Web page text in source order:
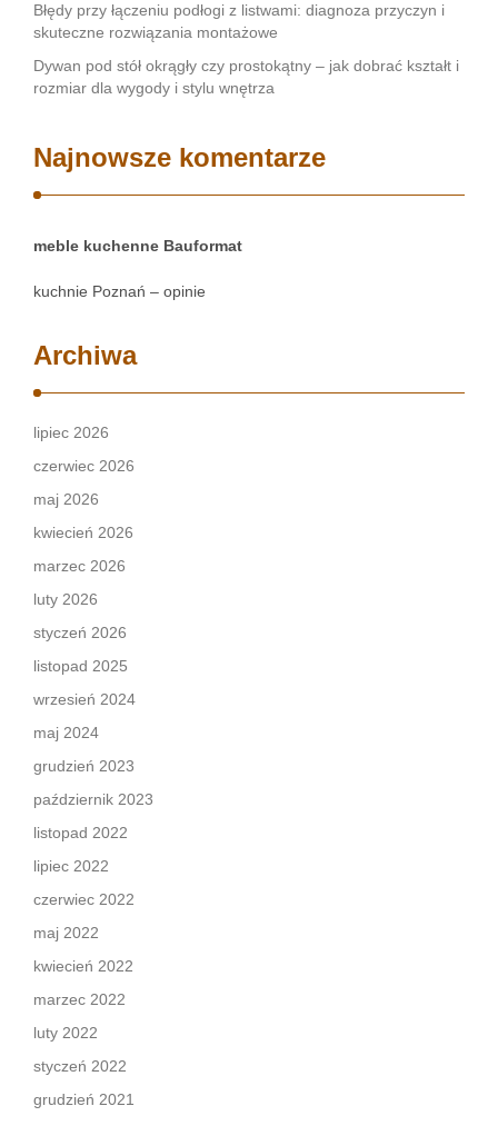
Błędy przy łączeniu podłogi z listwami: diagnoza przyczyn i
skuteczne rozwiązania montażowe
Dywan pod stół okrągły czy prostokątny – jak dobrać kształt i
rozmiar dla wygody i stylu wnętrza
Najnowsze komentarze
meble kuchenne Bauformat
kuchnie Poznań – opinie
Archiwa
lipiec 2026
czerwiec 2026
maj 2026
kwiecień 2026
marzec 2026
luty 2026
styczeń 2026
listopad 2025
wrzesień 2024
maj 2024
grudzień 2023
październik 2023
listopad 2022
lipiec 2022
czerwiec 2022
maj 2022
kwiecień 2022
marzec 2022
luty 2022
styczeń 2022
grudzień 2021